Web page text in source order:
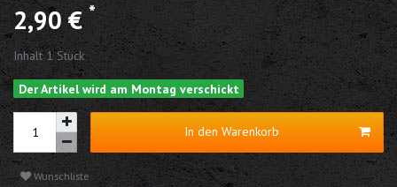
2,90 € *
Inhalt1Stück
Der Artikel wird am Montag verschickt
In den Warenkorb
Wunschliste